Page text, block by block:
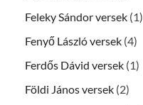
Feleky Sándor versek (1)
Fenyő László versek (4)
Ferdős Dávid versek (1)
Földi János versek (2)